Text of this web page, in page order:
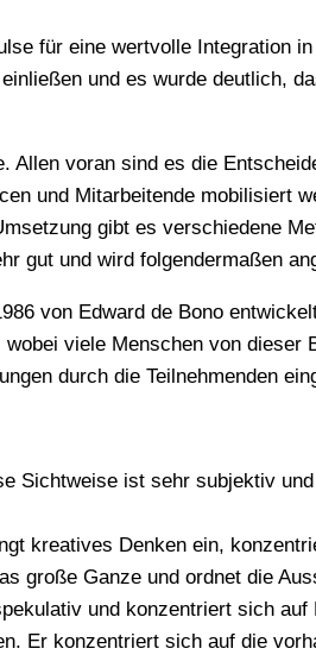
für eine wertvolle Integration
und es wurde deutlich,
Allen voran sind es die
und Mitarbeitende mobilisiert
gibt es verschiedene
gut und wird folgendermaßen
von Edward de Bono
viele Menschen von
durch die Teilnehmenden
Sichtweise ist sehr subjektiv
kreatives Denken ein,
große Ganze und ordnet die
und konzentriert sich auf
Er konzentriert sich auf die